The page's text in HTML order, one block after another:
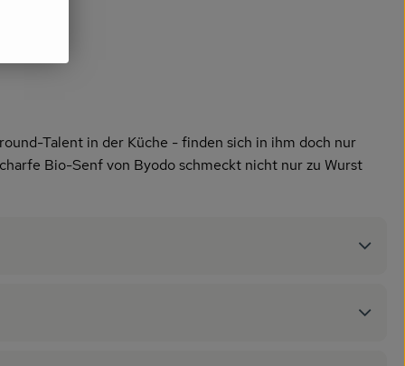
Talent in der Küche - finden sich in ihm doch nur
Bio-Senf von Byodo schmeckt nicht nur zu Wurst